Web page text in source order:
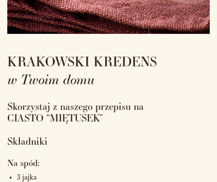
KRAKOWSKI KREDENS
w Twoim domu
Skorzystaj z naszego przepisu na
CIASTO “MIĘTUSEK”
Składniki
Na spód:
3 jajka